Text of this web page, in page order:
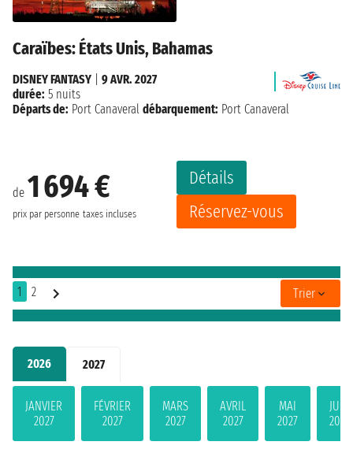
2026 2027
JANVIER
2027
FÉVRIER
2027
MARS
2027
AVRIL
2027
MAI
2027
JUIN
2027
Caraïbes: États Unis, Bahamas
de 1 694 €
prix par personne taxes incluses
Détails
Réservez-vous
DISNEY FANTASY
9 AVR. 2027
durée: 5 nuits
Départs de: Port Canaveral débarquement: Port Canaveral
1 2 Trier